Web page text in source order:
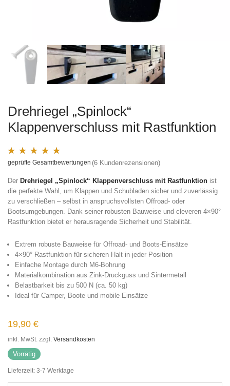
Drehriegel „Spinlock“
Klappenverschluss mit Rastfunktion
Bewertet mit5.00von 5, basierend aufKundenbewertungen
geprüfte Gesamtbewertungen (6 Kundenrezensionen)
Der Drehriegel „Spinlock“ Klappenverschluss mit Rastfunktion ist
die perfekte Wahl, um Klappen und Schubladen sicher und zuverlässig
zu verschließen – selbst in anspruchsvollsten Offroad- oder
Bootsumgebungen. Dank seiner robusten Bauweise und cleveren 4×90°
Rastfunktion bietet er herausragende Sicherheit und Stabilität.
Extrem robuste Bauweise für Offroad- und Boots-Einsätze
4×90° Rastfunktion für sicheren Halt in jeder Position
Einfache Montage durch M6-Bohrung
Materialkombination aus Zink-Druckguss und Sintermetall
Belastbarkeit bis zu 500 N (ca. 50 kg)
Ideal für Camper, Boote und mobile Einsätze
19,90 €
inkl. MwSt. zzgl. Versandkosten
Vorrätig
Lieferzeit: 3-7 Werktage